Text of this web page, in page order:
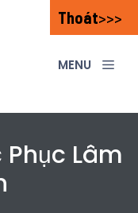
Thoát>>>
Lâm